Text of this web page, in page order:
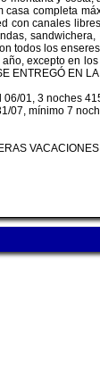
completa
canales
todos los
excepto en
ENTREGÓ EN
01, 3 noches
mínimo 7
VACACIONES